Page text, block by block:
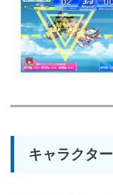
キャラクター